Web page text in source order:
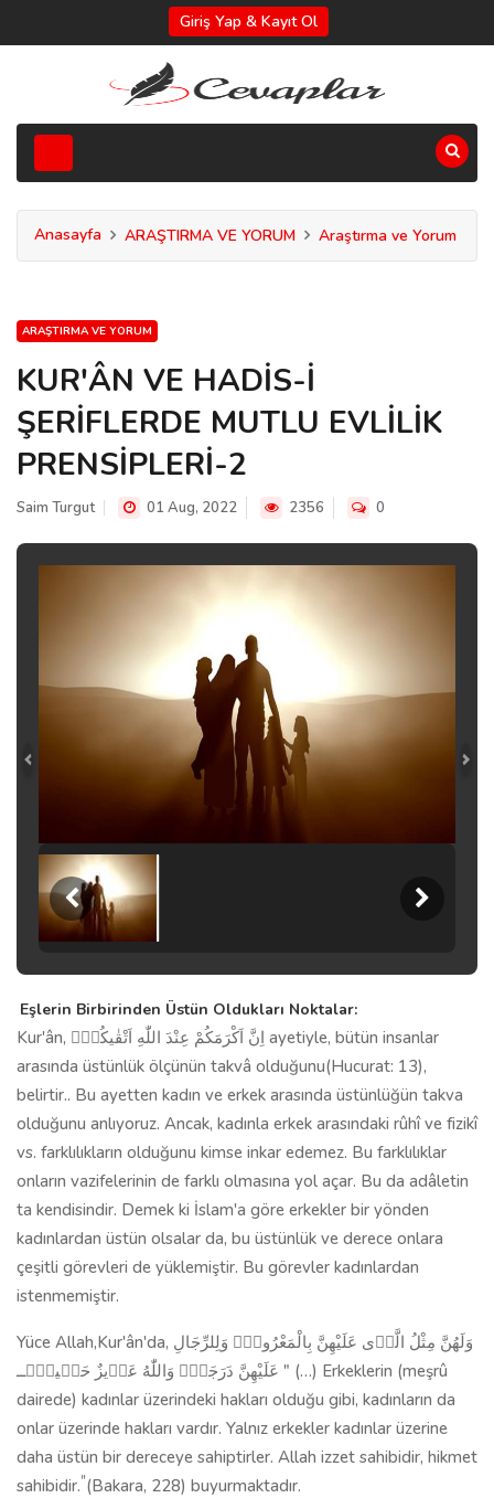
Giriş Yap & Kayıt Ol
Anasayfa ARAŞTIRMA VE YORUM Araştırma ve Yorum
ARAŞTIRMA VE YORUM
KUR'ÂN VE HADİS-İ
ŞERİFLERDE MUTLU EVLİLİK
PRENSİPLERİ-2
Saim Turgut 01 Aug, 2022 2356 0
Eşlerin Birbirinden Üstün Oldukları Noktalar:
Kur'ân, اِنَّ اَكْرَمَكُمْ عِنْدَ اللّٰهِ اَتْقٰيكُمْۜ ayetiyle, bütün insanlar
arasında üstünlük ölçünün takvâ olduğunu(Hucurat: 13),
belirtir.. Bu ayetten kadın ve erkek arasında üstünlüğün takva
olduğunu anlıyoruz. Ancak, kadınla erkek arasındaki rûhî ve fizikî
vs. farklılıkların olduğunu kimse inkar edemez. Bu farklılıklar
onların vazifelerinin de farklı olmasına yol açar. Bu da adâletin
ta kendisindir. Demek ki İslam'a göre erkekler bir yönden
kadınlardan üstün olsalar da, bu üstünlük ve derece onlara
çeşitli görevleri de yüklemiştir. Bu görevler kadınlardan
istenmemiştir.
Yüce Allah,Kur'ân'da, وَلَهُنَّ مِثْلُ الَّذ۪ى عَلَيْهِنَّ بِالْمَعْرُوفِۖ وَلِلرِّجَالِ
عَلَيْهِنَّ دَرَجَةٌۜ وَاللّٰهُ عَز۪يزٌ حَك۪يمٌ۟‌ــ " (…) Erkeklerin (meşrû
dairede) kadınlar üzerindeki hakları olduğu gibi, kadınların da
onlar üzerinde hakları vardır. Yalnız erkekler kadınlar üzerine
daha üstün bir dereceye sahiptirler. Allah izzet sahibidir, hikmet
sahibidir."(Bakara, 228) buyurmaktadır.